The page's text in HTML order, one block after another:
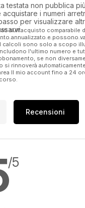
testata non pubblica
i numeri
per visualizzare
sull'acquisto comparabile
annualizzato e possono
calcoli sono solo a scopo
l'ultimo numero e
se non
si rinnoverà
Il mio account fino a 24
Recensioni
/5